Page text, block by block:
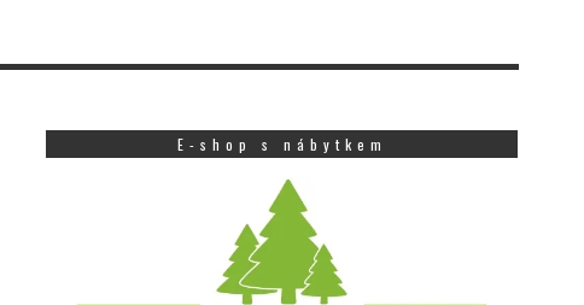
E-shop s nábytkem